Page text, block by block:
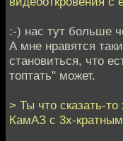
:-) нас тут больше
А мне нравятся
становиться, что
топтать" может.
> Ты что сказать-то
КамАЗ с 3х-